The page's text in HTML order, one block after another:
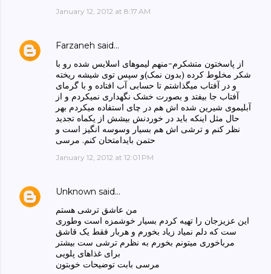
January 12, 2012 at 8:17 AM
Farzaneh said…
از پاسختون متشکرم-منهم لیموهای اسلایس شده رو با
شکر مخلوط کرده (بدون نمک)و سپس توی شیشه ریخته
و در آفتاب میگذاشتم تا حسابی آب افتاده و با گرمای
آفتاب جا بیفتد و بصورت خشک نگهداری نمیکردم و از
آبلیموی شیرین شده اش هم در چای استفاده میکردم بهر
حال مثل اینکه باید در خوردنش بیشش از یکماه تجدید
نظر کنم و ترشی اش هم بسیار وسوسه انگیز است و
حتمن بایدامتحان کنم. مرسی
January 12, 2012 at 12:01 PM
Unknown said…
من عاشق ترشی هستم
این عزیزجان را تهیه کردم بسیار خوشمزه است وطوری
ست که دلم نمیاد زیاد بخورم و هربار فقط یک قاشق
مرباخوری میتونم بخورم به نظرم ترشی ست بیشتر
برای غذاهای پلویی
مرسی بابت توضیحات خوبتون